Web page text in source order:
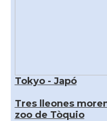
Tokyo - Japó
Tres lleones
zoo de Tòquio